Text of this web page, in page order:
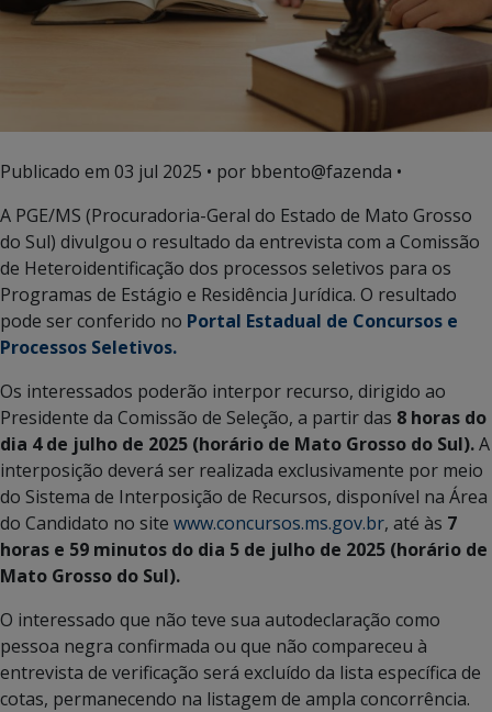
Publicado em 03 jul 2025 • por bbento@fazenda •
A PGE/MS (Procuradoria-Geral do Estado de Mato Grosso
do Sul) divulgou o resultado da entrevista com a Comissão
de Heteroidentificação dos processos seletivos para os
Programas de Estágio e Residência Jurídica. O resultado
pode ser conferido no Portal Estadual de Concursos e
Processos Seletivos.
Os interessados poderão interpor recurso, dirigido ao
Presidente da Comissão de Seleção, a partir das 8 horas do
dia 4 de julho de 2025 (horário de Mato Grosso do Sul).A
interposição deverá ser realizada exclusivamente por meio
do Sistema de Interposição de Recursos, disponível na Área
do Candidato no site www.concursos.ms.gov.br, até às 7
horas e 59 minutos do dia 5 de julho de 2025 (horário de
Mato Grosso do Sul).
O interessado que não teve sua autodeclaração como
pessoa negra confirmada ou que não compareceu à
entrevista de verificação será excluído da lista específica de
cotas, permanecendo na listagem de ampla concorrência.